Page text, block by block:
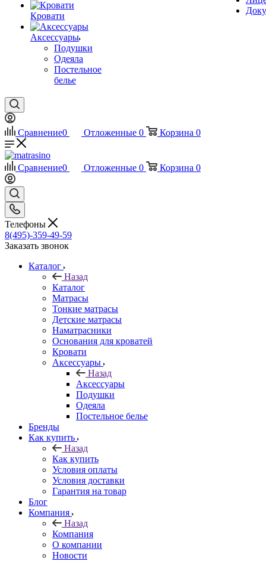
Кровати
Аксессуары
Подушки
Одеяла
Постельное
белье
Сравнение0 Отложенные 0 Корзина 0
Сравнение0 Отложенные 0 Корзина 0
Телефоны
8(495)-359-49-59
Заказать звонок
Каталог
Назад
Каталог
Матрасы
Тонкие матрасы
Детские матрасы
Наматрасники
Основания для кроватей
Кровати
Аксессуары
Назад
Аксессуары
Подушки
Одеяла
Постельное белье
Бренды
Как купить
Назад
Как купить
Условия оплаты
Условия доставки
Гарантия на товар
Блог
Компания
Назад
Компания
О компании
Новости